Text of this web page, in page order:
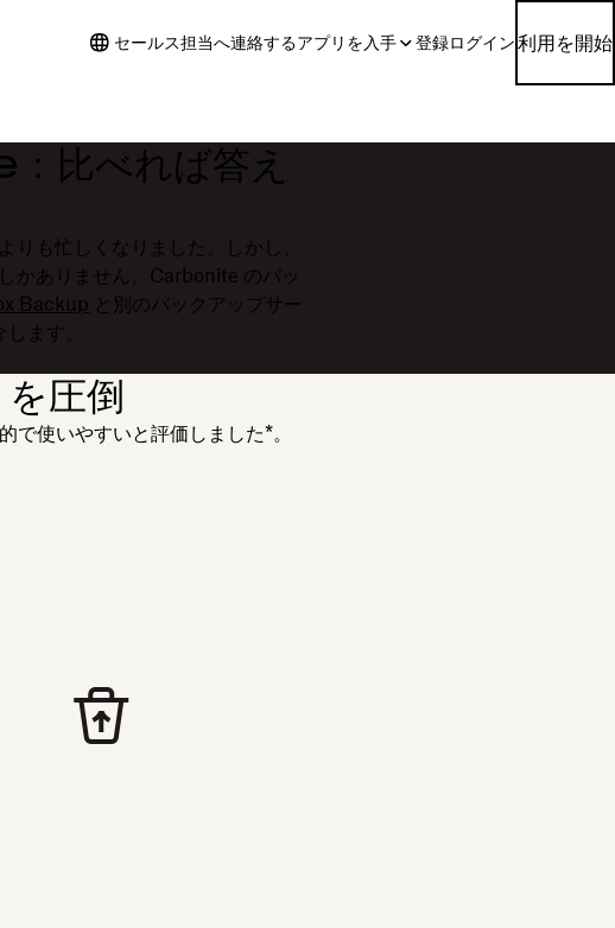
セールス担当へ連絡するアプリを入手 登録ログイン利用を開始
べれば答え
も忙しくなりました。しかし、
かありません。Carbonite のバッ
Backup と別のバックアップサー
ます。
圧倒
使いやすいと評価しました*。